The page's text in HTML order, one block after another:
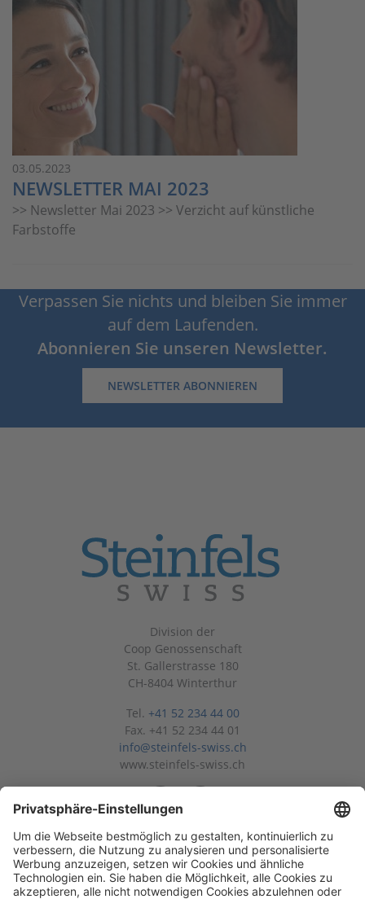
03.05.2023
NEWSLETTER MAI 2023
>> Newsletter Mai 2023 >> Verzicht auf künstliche
Farbstoffe
Verpassen Sie nichts und bleiben Sie immer
auf dem Laufenden.
Abonnieren Sie unseren Newsletter.
NEWSLETTER ABONNIEREN
Division der
Coop Genossenschaft
St. Gallerstrasse 180
CH-8404 Winterthur
Tel. +41 52 234 44 00
Fax. +41 52 234 44 01
info@steinfels-swiss.ch
www.steinfels-swiss.ch